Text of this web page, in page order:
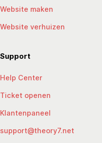
Website maken
Website verhuizen
Support
Help Center
Ticket openen
Klantenpaneel
support@theory7.net